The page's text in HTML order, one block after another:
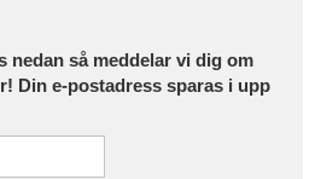
nedan så meddelar vi dig om
Din e-postadress sparas i upp